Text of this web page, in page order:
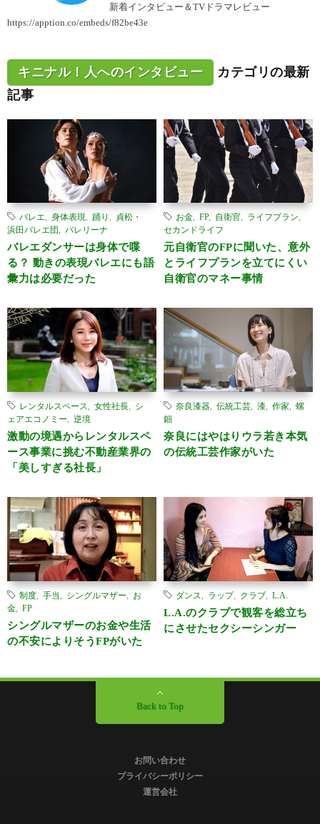
新着インタビュー＆TVドラマレビュー
https://apption.co/embeds/f82be43e
キニナル！人へのインタビュー
カテゴリの最新
記事
バレエ 身体表現 踊り
貞松・
浜田バレエ団
バレリーナ
バレエダンサーは身体で喋
る？ 動きの表現バレエにも語
彙力は必要だった
お金 FP, 自衛官 ライフプラン
セカンドライフ
元自衛官のFPに聞いた、意外
とライフプランを立てにくい
自衛官のマネー事情
レンタルスペース 女性社長
シ
ェアエコノミー
逆境
激動の境遇からレンタルスペ
ース事業に挑む不動産業界の
「美しすぎる社長」
奈良漆器 伝統工芸 漆 作家
螺
鈿
奈良にはやはりウラ若き本気
の伝統工芸作家がいた
制度 手当 シングルマザー
お
金
FP
シングルマザーのお金や生活
の不安によりそうFPがいた
ダンス ラップ, クラブ L.A.
L.A.のクラブで観客を総立ち
にさせたセクシーシンガー
Back to Top
お問い合わせ
プライバシーポリシー
運営会社